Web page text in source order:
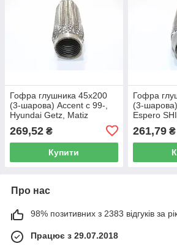
Гофра глушника 45х200
(3-шарова) Accent c 99-,
Hyundai Getz, Matiz
269,52 ₴
Купити
Гофра
(3-
Espero
261,79₴
Про нас
98% позитивних з 2383 відгуків за
Працює з 29.07.2018